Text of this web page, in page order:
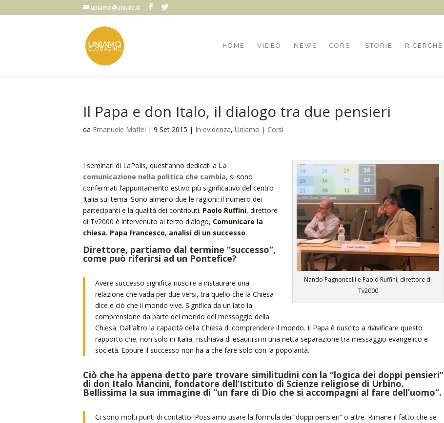
uniamo@uniurb.it
HOME VIDEO NEWS CORSI STORIE RICERCHE
Il Papa e don Italo, il dialogo tra due pensieri
da Emanuele Maffei | 9 Set 2015 | In evidenza, Uniamo | Corsi
Nando Pagnoncelli e Paolo Ruffini, direttore di
Tv2000
I seminari di LaPolis, quest’anno dedicati a La
comunicazione nella politica che cambia, si sono
confermati l’appuntamento estivo più significativo del centro
Italia sul tema. Sono almeno due le ragioni: il numero dei
partecipanti e la qualità dei contributi. Paolo Ruffini, direttore
di Tv2000 è intervenuto al terzo dialogo, Comunicare la
chiesa. Papa Francesco, analisi di un successo.
Direttore, partiamo dal termine “successo”,
come può riferirsi ad un Pontefice?
Avere successo significa riuscire a instaurare una
relazione che vada per due versi, tra quello che la Chiesa
dice e ciò che il mondo vive. Significa da un lato la
comprensione da parte del mondo del messaggio della
Chiesa. Dall’altro la capacità della Chiesa di comprendere il mondo. Il Papa è riuscito a rivivificare questo
rapporto che, non solo in Italia, rischiava di esaurirsi in una netta separazione tra messaggio evangelico e
società. Eppure il successo non ha a che fare solo con la popolarità.
Ciò che ha appena detto pare trovare similitudini con la “logica dei doppi pensieri”
di don Italo Mancini, fondatore dell’Istituto di Scienze religiose di Urbino.
Bellissima la sua immagine di “un fare di Dio che si accompagni al fare dell’uomo”.
Ci sono molti punti di contatto. Possiamo usare la formula dei “doppi pensieri” o altre. Rimane il fatto che se